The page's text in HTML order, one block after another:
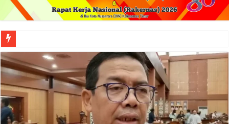
Viral! Selama Dua Bulan Lebih Siltap Serta Tunjangan Pemdes dan BPD di